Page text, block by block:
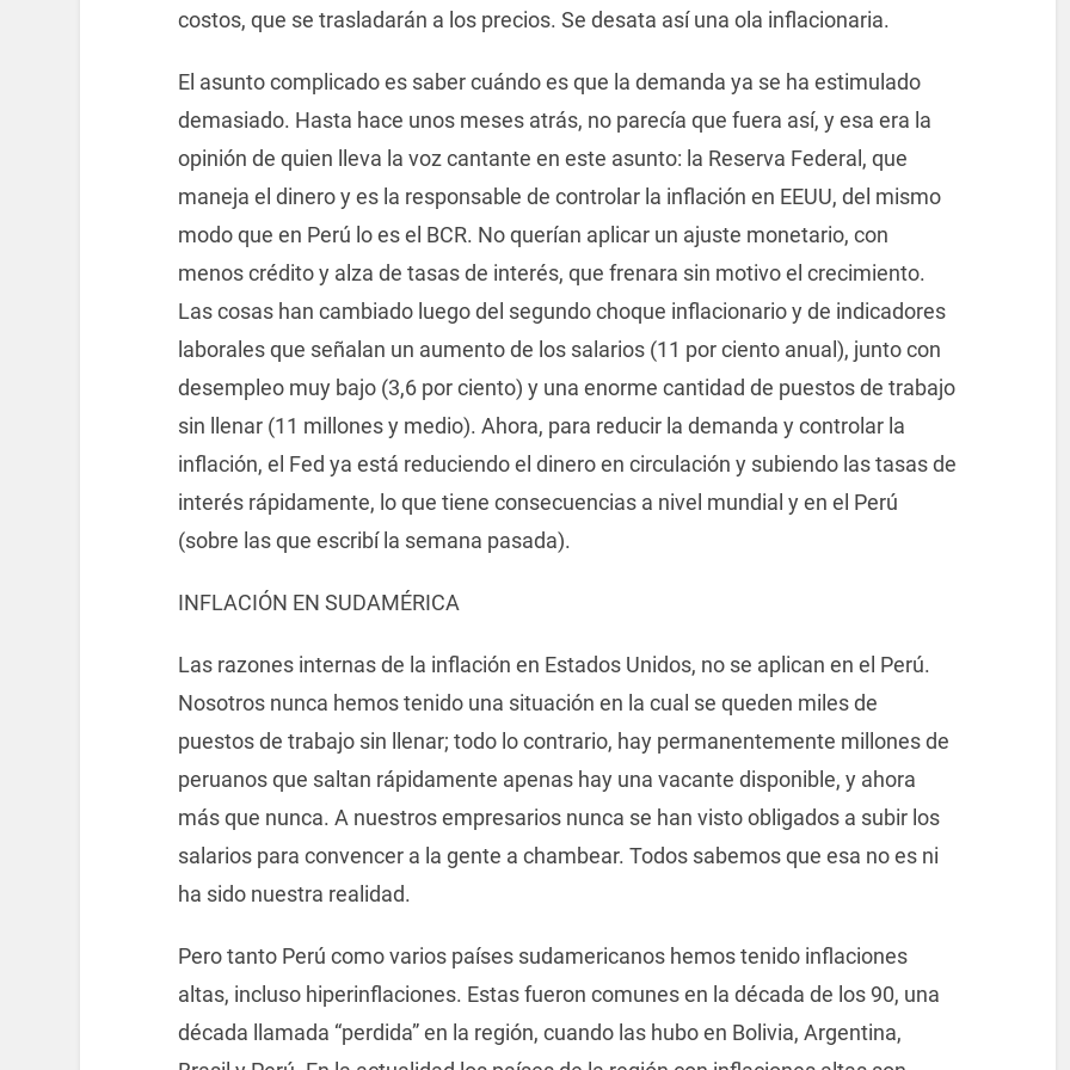
costos, que se trasladarán a los precios. Se desata así una ola inflacionaria.
El asunto complicado es saber cuándo es que la demanda ya se ha estimulado
demasiado. Hasta hace unos meses atrás, no parecía que fuera así, y esa era la
opinión de quien lleva la voz cantante en este asunto: la Reserva Federal, que
maneja el dinero y es la responsable de controlar la inflación en EEUU, del mismo
modo que en Perú lo es el BCR. No querían aplicar un ajuste monetario, con
menos crédito y alza de tasas de interés, que frenara sin motivo el crecimiento.
Las cosas han cambiado luego del segundo choque inflacionario y de indicadores
laborales que señalan un aumento de los salarios (11 por ciento anual), junto con
desempleo muy bajo (3,6 por ciento) y una enorme cantidad de puestos de trabajo
sin llenar (11 millones y medio). Ahora, para reducir la demanda y controlar la
inflación, el Fed ya está reduciendo el dinero en circulación y subiendo las tasas de
interés rápidamente, lo que tiene consecuencias a nivel mundial y en el Perú
(sobre las que escribí la semana pasada).
INFLACIÓN EN SUDAMÉRICA
Las razones internas de la inflación en Estados Unidos, no se aplican en el Perú.
Nosotros nunca hemos tenido una situación en la cual se queden miles de
puestos de trabajo sin llenar; todo lo contrario, hay permanentemente millones de
peruanos que saltan rápidamente apenas hay una vacante disponible, y ahora
más que nunca. A nuestros empresarios nunca se han visto obligados a subir los
salarios para convencer a la gente a chambear. Todos sabemos que esa no es ni
ha sido nuestra realidad.
Pero tanto Perú como varios países sudamericanos hemos tenido inflaciones
altas, incluso hiperinflaciones. Estas fueron comunes en la década de los 90, una
década llamada “perdida” en la región, cuando las hubo en Bolivia, Argentina,